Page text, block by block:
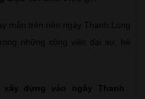
mắn trên nên ngày Thanh Long
những công việc đại sự, hệ
dựng vào ngày Thanh